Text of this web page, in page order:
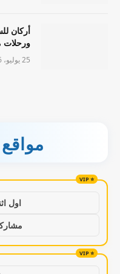
أركان
ورحلات
25 يوليو، 2026
اول